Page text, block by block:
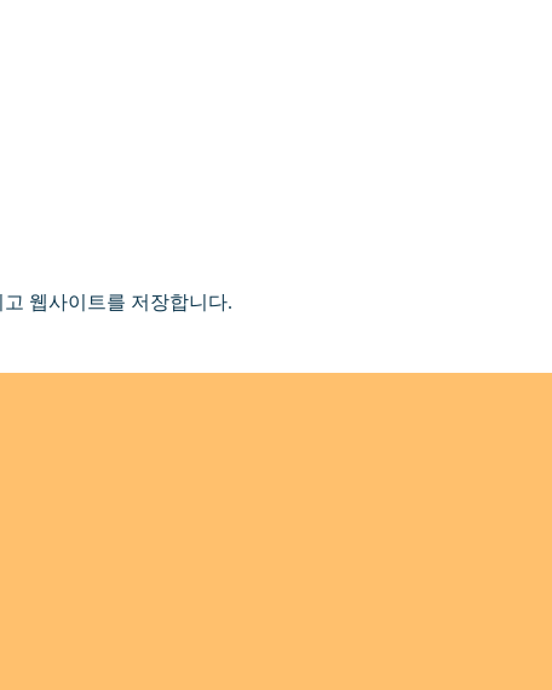
웹사이트를 저장합니다.